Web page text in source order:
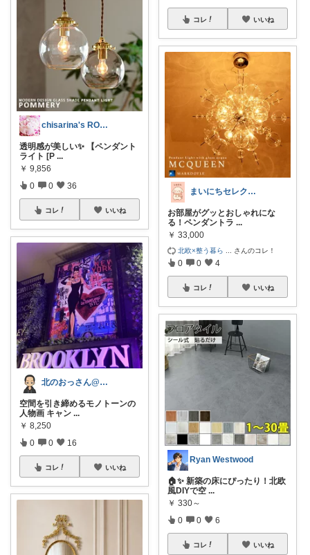
chisarina's ROOM
透明感が美しい✨ 【ペンダント
ライト [P ...
￥ 9,856
0 0 36
コレ いいね
北のおっさん@ガジェット好き
空間を引き締めるモノトーンの
人物画 キャン ...
￥ 8,250
0 0 16
コレ いいね
コレ いいね
まいにちセレクトdays
お部屋がグッとおしゃれにな
る！ペンダントラ ...
￥ 33,000
北欧×整う暮ら さんのコレ！
0 0 4
コレ いいね
Ryan Westwood
🏠✨ 新築の床にぴったり！北欧
風DIYで空 ...
￥ 330～
0 0 6
コレ いいね